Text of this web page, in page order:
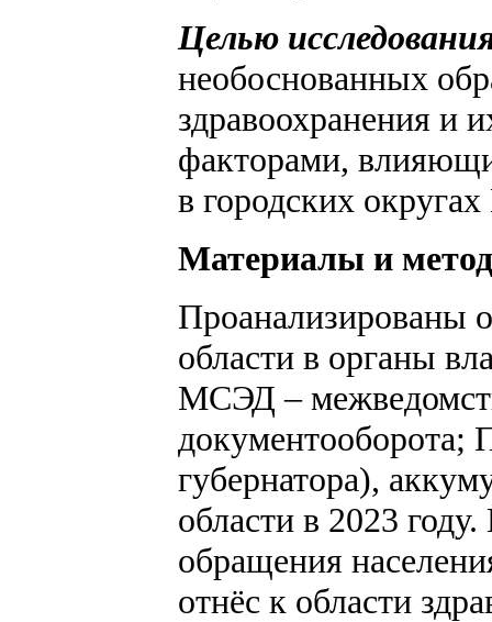
Целью
необоснованных
здравоохранения и
факторами,
в городских
Материалы и
Проанализированы
области в органы
МСЭД –
документооборота;
губернатора),
области в 2023
обращения
отнёс к области